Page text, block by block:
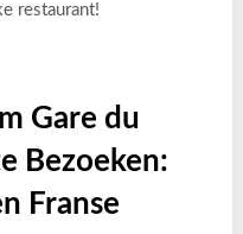
restaurant!
Gare du
Bezoeken:
Franse